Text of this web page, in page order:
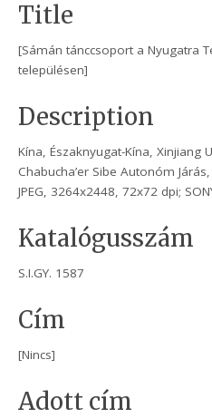
Title
[Sámán tánccsoport a Nyugatra
településen]
Description
Kína, Északnyugat-Kína, Xinjiang
Chabucha’er Sibe Autonóm
JPEG, 3264x2448, 72x72 dpi;
Katalógusszám
S.I.GY. 1587
Cím
[Nincs]
Adott cím